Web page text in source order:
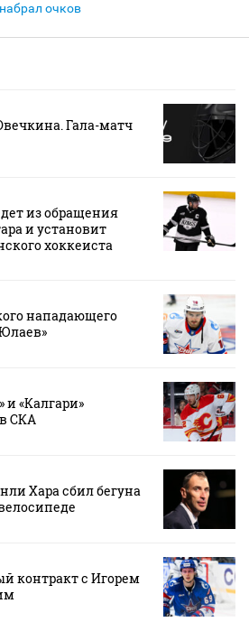
очков
Гала-матч
из обращения
и установит
хоккеиста
нападающего
и «Калгари»
СКА
Хара сбил бегуна
контракт с Игорем